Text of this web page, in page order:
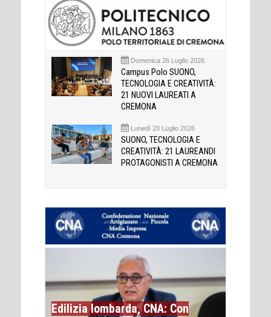
Domenica 26 Luglio 2026
Campus Polo SUONO,
TECNOLOGIA E CREATIVITÀ:
21 NUOVI LAUREATI A
CREMONA
Lunedì 20 Luglio 2026
SUONO, TECNOLOGIA E
CREATIVITÀ: 21 LAUREANDI
PROTAGONISTI A CREMONA
Edilizia lombarda, CNA: Con